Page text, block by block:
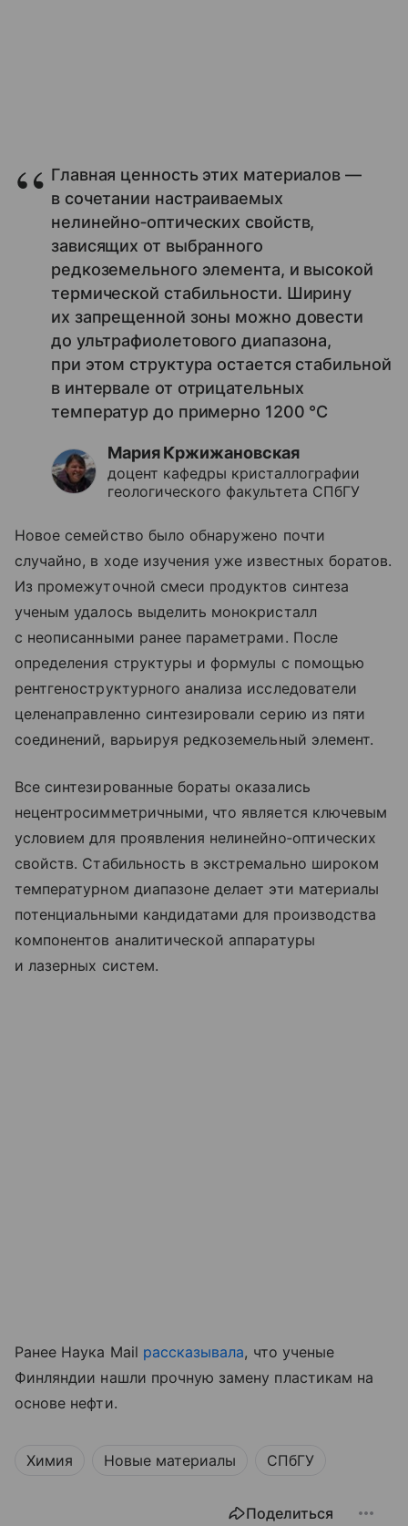
Главная ценность этих материалов —
в сочетании настраиваемых
нелинейно‑оптических свойств,
зависящих от выбранного
редкоземельного элемента, и высокой
термической стабильности. Ширину
их запрещенной зоны можно довести
до ультрафиолетового диапазона,
при этом структура остается стабильной
в интервале от отрицательных
температур до примерно 1200 °С
Мария Кржижановская
доцент кафедры кристаллографии
геологического факультета СПбГУ
Новое семейство было обнаружено почти
случайно, в ходе изучения уже известных боратов.
Из промежуточной смеси продуктов синтеза
ученым удалось выделить монокристалл
с неописанными ранее параметрами. После
определения структуры и формулы с помощью
рентгеноструктурного анализа исследователи
целенаправленно синтезировали серию из пяти
соединений, варьируя редкоземельный элемент.
Все синтезированные бораты оказались
нецентросимметричными, что является ключевым
условием для проявления нелинейно‑оптических
свойств. Стабильность в экстремально широком
температурном диапазоне делает эти материалы
потенциальными кандидатами для производства
компонентов аналитической аппаратуры
и лазерных систем.
Ранее Наука Mail рассказывала, что ученые
Финляндии нашли прочную замену пластикам на
основе нефти.
Химия Новые материалы СПбГУ
Поделиться